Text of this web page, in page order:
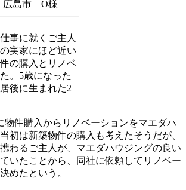
広島市 O様
事に就くご主人
実家にほど近い
の購入とリノベ
。5歳になった
後に生まれた2
件購入からリノベーションをマエダハ
初は新築物件の購入も考えたそうだが、
わるご主人が、マエダハウジングの良い
いたことから、同社に依頼してリノベー
めたという。